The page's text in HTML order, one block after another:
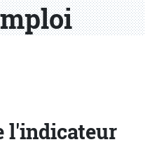
l'indicateur